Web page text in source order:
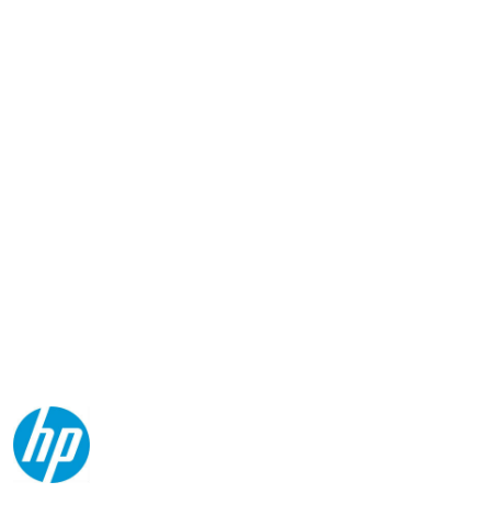
NAZWA
PRODUCENTA:
HP